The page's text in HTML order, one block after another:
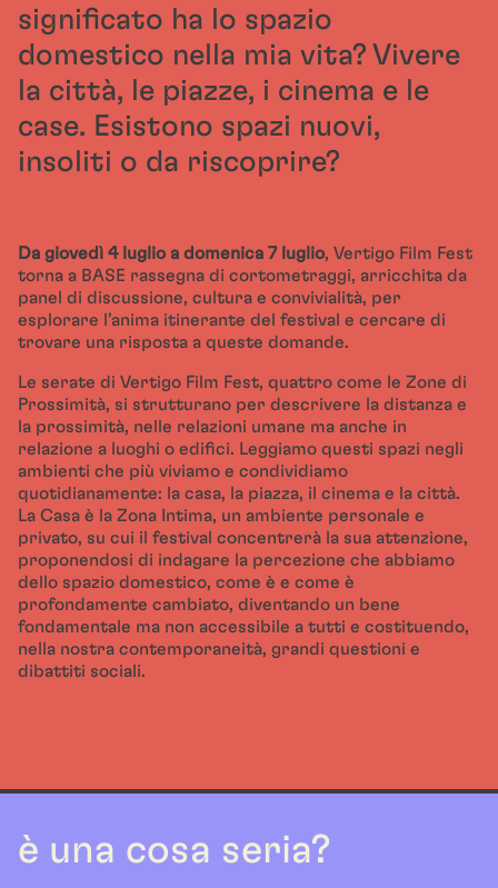
significato ha lo spazio
domestico nella mia vita? Vivere
la città, le piazze, i cinema e le
case. Esistono spazi nuovi,
insoliti o da riscoprire?
Da giovedì 4 luglio a domenica 7 luglio, Vertigo Film Fest
torna a BASE rassegna di cortometraggi, arricchita da
panel di discussione, cultura e convivialità, per
esplorare l’anima itinerante del festival e cercare di
trovare una risposta a queste domande.
Le serate di Vertigo Film Fest, quattro come le Zone di
Prossimità, si strutturano per descrivere la distanza e
la prossimità, nelle relazioni umane ma anche in
relazione a luoghi o edifici. Leggiamo questi spazi negli
ambienti che più viviamo e condividiamo
quotidianamente: la casa, la piazza, il cinema e la città.
La Casa è la Zona Intima, un ambiente personale e
privato, su cui il festival concentrerà la sua attenzione,
proponendosi di indagare la percezione che abbiamo
dello spazio domestico, come è e come è
profondamente cambiato, diventando un bene
fondamentale ma non accessibile a tutti e costituendo,
nella nostra contemporaneità, grandi questioni e
dibattiti sociali.
è una cosa seria?